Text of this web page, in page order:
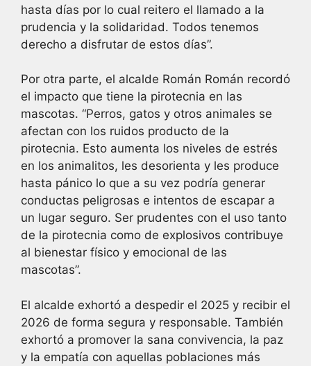
hasta días por lo cual reitero el llamado a la
prudencia y la solidaridad. Todos tenemos
derecho a disfrutar de estos días”.
Por otra parte, el alcalde Román Román recordó
el impacto que tiene la pirotecnia en las
mascotas. “Perros, gatos y otros animales se
afectan con los ruidos producto de la
pirotecnia. Esto aumenta los niveles de estrés
en los animalitos, les desorienta y les produce
hasta pánico lo que a su vez podría generar
conductas peligrosas e intentos de escapar a
un lugar seguro. Ser prudentes con el uso tanto
de la pirotecnia como de explosivos contribuye
al bienestar físico y emocional de las
mascotas”.
El alcalde exhortó a despedir el 2025 y recibir el
2026 de forma segura y responsable. También
exhortó a promover la sana convivencia, la paz
y la empatía con aquellas poblaciones más